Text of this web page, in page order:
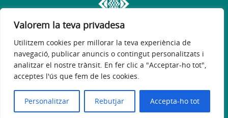
Valorem la teva privadesa
Utilitzem cookies per millorar la teva experiència de
navegació, publicar anuncis o contingut personalitzats i
analitzar el nostre trànsit. En fer clic a "Acceptar-ho tot",
acceptes l'ús que fem de les cookies.
Personalitzar Rebutjar Accepta-ho tot
Avís legal Política de privacitat